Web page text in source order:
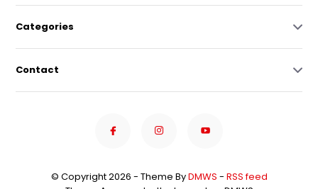
Categories
Contact
© Copyright 2026 - Theme ByDMWS - RSS feed